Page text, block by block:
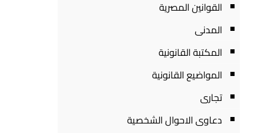
القوانين المصرية
المدنى
المكتبة القانونية
المواضيع القانونية
تجارى
دعاوى الاحوال الشخصية